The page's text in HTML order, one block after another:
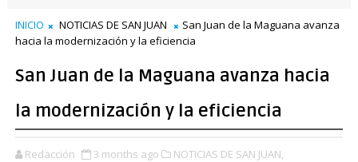
INICIO NOTICIAS DE SAN JUAN
San Juan de la Maguana avanza
hacia la modernización y la eficiencia
San Juan de la Maguana avanza hacia
la modernización y la eficiencia
Redacción 3 months ago NOTICIAS DE SAN JUAN,